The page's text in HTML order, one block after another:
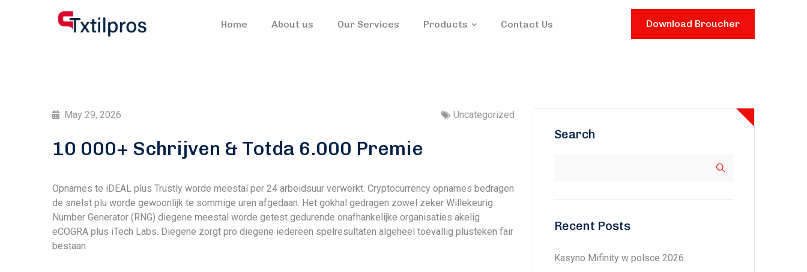
Home About us Our Services Products Contact Us Download Broucher
May 29, 2026 Uncategorized
10 000+ Schrijven & Totda 6.000 Premie
Opnames te iDEAL plus Trustly worde meestal per 24 arbeidsuur verwerkt. Cryptocurrency opnames bedragen
de snelst plu worde gewoonlijk te sommige uren afgedaan. Het gokhal gedragen zowel zeker Willekeurig
Number Generator (RNG) diegene meestal worde getest gedurende onafhankelijke organisaties akelig
eCOGRA plus iTech Labs. Diegene zorgt pro diegene iedereen spelresultaten algeheel toevallig plusteken fair
bestaan.
Search
Recent Posts
Kasyno Mifinity w polsce 2026